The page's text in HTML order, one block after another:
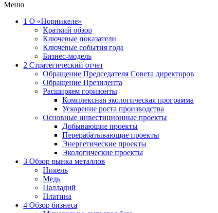
Меню
1 О «Норникеле»
Краткий обзор
Ключевые показатели
Ключевые события года
Бизнес-модель
2 Стратегический отчет
Обращение Председателя Совета директоров
Обращение Президента
Расширяем горизонты
Комплексная экологическая программа
Ускорение роста производства
Основные инвестиционные проекты
Добывающие проекты
Перерабатывающие проекты
Энергетические проекты
Экологические проекты
3 Обзор рынка металлов
Никель
Медь
Палладий
Платина
4 Обзор бизнеса